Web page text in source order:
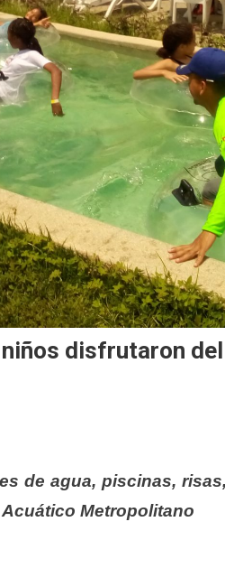
niños disfrutaron
de agua, piscinas,
Metropolitano